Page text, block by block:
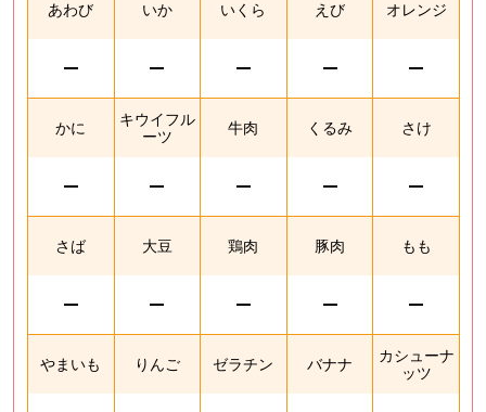
あわび いか いくら えび オレンジ
かに
キウイフル
ーツ
牛肉 くるみ さけ
さば 大豆 鶏肉 豚肉 もも
やまいも りんご ゼラチン バナナ
カシューナ
ッツ